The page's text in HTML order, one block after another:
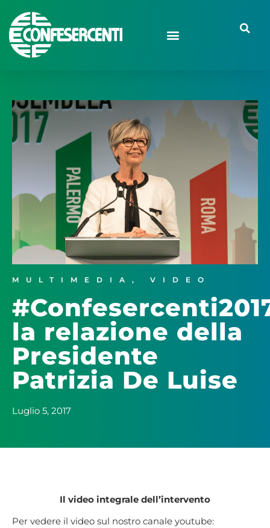
MULTIMEDIA , VIDEO
la relazione della
Presidente
Patrizia De Luise
Luglio 5, 2017
Il video integrale dell’intervento
Per vedere il video sul nostro canale youtube: